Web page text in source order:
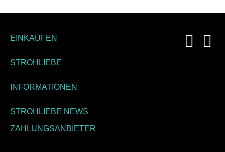
EINKAUFEN
STROHLIEBE
INFORMATIONEN
STROHLIEBE NEWS
ZAHLUNGSANBIETER